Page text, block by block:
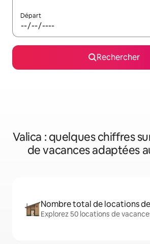
Départ
Rechercher
Valica : quelques chiffres
de vacances adaptées
Nombre total de locations
Explorez 50 locations de